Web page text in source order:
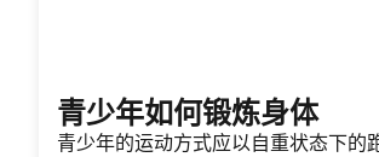
青少年如何锻炼身体
青少年的运动方式应以自重状态下